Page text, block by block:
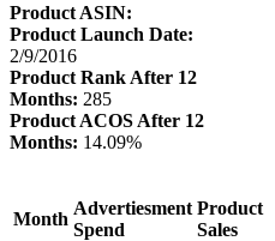
Product ASIN:
Product Launch Date:
2/9/2016
Product Rank After 12
Months: 285
Product ACOS After 12
Months: 14.09%
Month
Advertiesment
Spend
Product
Sales